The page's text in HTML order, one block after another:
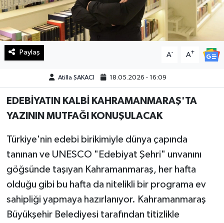
Paylaş A- A+
Atilla ŞAKACI 18.05.2026 - 16:09
EDEBİYATIN KALBİ KAHRAMANMARAŞ'TA
YAZININ MUTFAĞI KONUŞULACAK
Türkiye'nin edebi birikimiyle dünya çapında
tanınan ve UNESCO "Edebiyat Şehri" unvanını
göğsünde taşıyan Kahramanmaraş, her hafta
olduğu gibi bu hafta da nitelikli bir programa ev
sahipliği yapmaya hazırlanıyor. Kahramanmaraş
Büyükşehir Belediyesi tarafından titizlikle
Spor
SürManşet
Teknoloji
Yaşam
KAHRAMANMARAŞ